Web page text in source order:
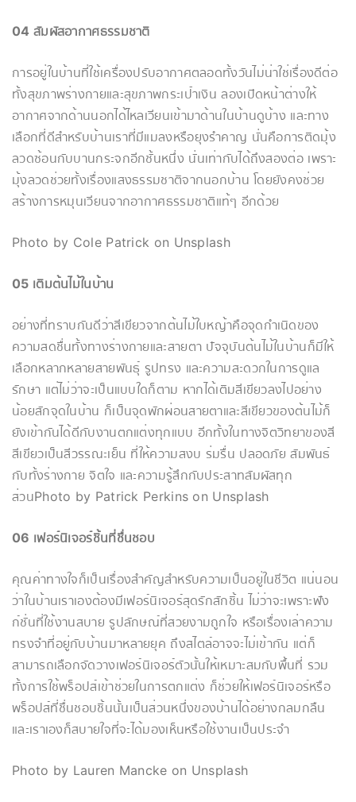
04 สัมผัสอากาศธรรมชาติ
การอยู่ในบ้านที่ใช้เครื่องปรับอากาศตลอดทั้งวันไม่น่าใช่เรื่องดีต่อ
ทั้งสุขภาพร่างกายและสุขภาพกระเป๋าเงิน ลองเปิดหน้าต่างให้
อากาศจากด้านนอกได้ไหลเวียนเข้ามาด้านในบ้านดูบ้าง และทาง
เลือกที่ดีสำหรับบ้านเราที่มีแมลงหรือยุงรำคาญ นั่นคือการติดมุ้ง
ลวดซ้อนกับบานกระจกอีกชั้นหนึ่ง นั่นเท่ากับได้ถึงสองต่อ เพราะ
มุ้งลวดช่วยทั้งเรื่องแสงธรรมชาติจากนอกบ้าน โดยยังคงช่วย
สร้างการหมุนเวียนจากอากาศธรรมชาติแท้ๆ อีกด้วย
Photo by Cole Patrick on Unsplash
05 เติมต้นไม้ในบ้าน
อย่างที่ทราบกันดีว่าสีเขียวจากต้นไม้ใบหญ้าคือจุดกำเนิดของ
ความสดชื่นทั้งทางร่างกายและสายตา ปัจจุบันต้นไม้ในบ้านก็มีให้
เลือกหลากหลายสายพันธุ์ รูปทรง และความสะดวกในการดูแล
รักษา แต่ไม่ว่าจะเป็นแบบใดก็ตาม หากได้เติมสีเขียวลงไปอย่าง
น้อยสักจุดในบ้าน ก็เป็นจุดพักผ่อนสายตาและสีเขียวของต้นไม้ก็
ยังเข้ากันได้ดีกับงานตกแต่งทุกแบบ อีกทั้งในทางจิตวิทยาของสี
สีเขียวเป็นสีวรรณะเย็น ที่ให้ความสงบ ร่มรื่น ปลอดภัย สัมพันธ์
กับทั้งร่างกาย จิตใจ และความรู้สึกกับประสาทสัมผัสทุก
ส่วนPhoto by Patrick Perkins on Unsplash
06 เฟอร์นิเจอร์ชิ้นที่ชื่นชอบ
คุณค่าทางใจก็เป็นเรื่องสำคัญสำหรับความเป็นอยู่ในชีวิต แน่นอน
ว่าในบ้านเราเองต้องมีเฟอร์นิเจอร์สุดรักสักชิ้น ไม่ว่าจะเพราะฟัง
ก์ชั่นที่ใช้งานสบาย รูปลักษณ์ที่สวยงามถูกใจ หรือเรื่องเล่าความ
ทรงจำที่อยู่กับบ้านมาหลายยุค ถึงสไตล์อาจจะไม่เข้ากัน แต่ก็
สามารถเลือกจัดวางเฟอร์นิเจอร์ตัวนั้นให้เหมาะสมกับพื้นที่ รวม
ทั้งการใช้พร็อปส์เข้าช่วยในการตกแต่ง ก็ช่วยให้เฟอร์นิเจอร์หรือ
พร็อปส์ที่ชื่นชอบชิ้นนั้นเป็นส่วนหนึ่งของบ้านได้อย่างกลมกลืน
และเราเองก็สบายใจที่จะได้มองเห็นหรือใช้งานเป็นประจำ
Photo by Lauren Mancke on Unsplash